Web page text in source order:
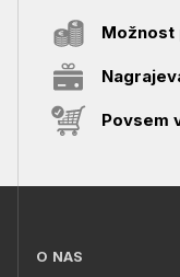
Povsem
O NAS